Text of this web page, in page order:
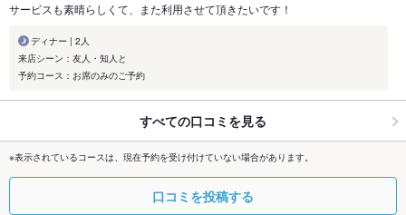
サービスも素晴らしくて、また利用させて頂きたいです！
ディナー | 2人
来店シーン：友人・知人と
予約コース：お席のみのご予約
すべての口コミを見る
※表示されているコースは、現在予約を受け付けていない場合があります。
口コミを投稿する